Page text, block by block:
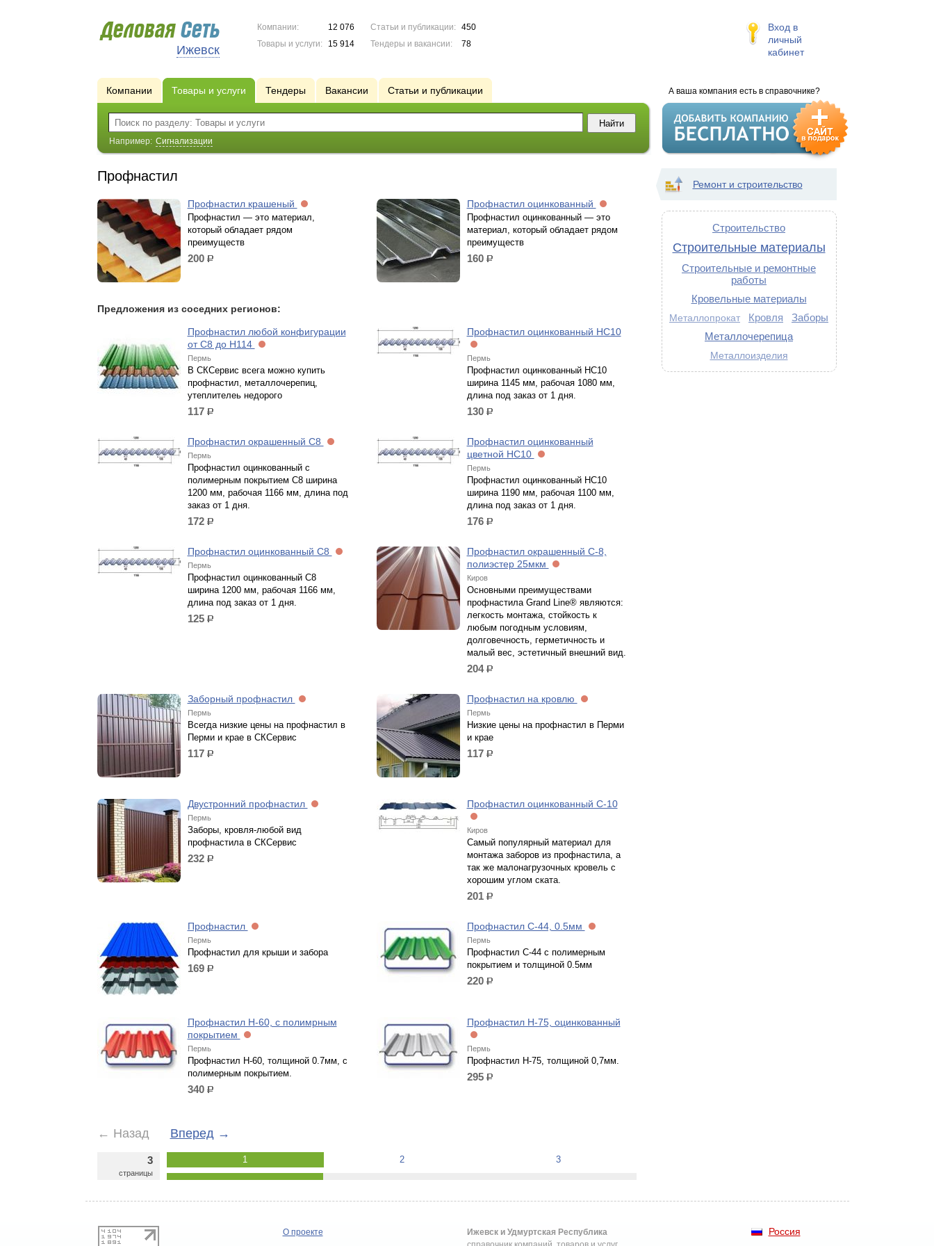
Ижевск
Компании:
12 076
Товары и услуги:
15 914
Статьи и публикации:
450
Тендеры и вакансии:
78
Вход в
личный
кабинет
А ваша компания есть в справочнике?
Компании Товары и услуги Тендеры Вакансии Статьи и публикации
Например: Сигнализации
Профнастил
Профнастил крашеный
Профнастил — это материал,
который обладает рядом
преимуществ
200 р.
Профнастил оцинкованный
Профнастил оцинкованный — это
материал, который обладает рядом
преимуществ
160 р.
Предложения из соседних регионов:
Профнастил любой конфигурации
от С8 до Н114
Пермь
В СКСервис всега можно купить
профнастил, металлочерепиц,
утеплителеь недорого
117 р.
Профнастил оцинкованный НС10
Пермь
Профнастил оцинкованный НС10
ширина 1145 мм, рабочая 1080 мм,
длина под заказ от 1 дня.
130 р.
Профнастил окрашенный С8
Пермь
Профнастил оцинкованный с
полимерным покрытием С8 ширина
1200 мм, рабочая 1166 мм, длина под
заказ от 1 дня.
172 р.
Профнастил оцинкованный
цветной НС10
Пермь
Профнастил оцинкованный НС10
ширина 1190 мм, рабочая 1100 мм,
длина под заказ от 1 дня.
176 р.
Профнастил оцинкованный С8
Пермь
Профнастил оцинкованный С8
ширина 1200 мм, рабочая 1166 мм,
длина под заказ от 1 дня.
125 р.
Профнастил окрашенный С-8,
полиэстер 25мкм
Киров
Основными преимуществами
профнастила Grand Line® являются:
легкость монтажа, стойкость к
любым погодным условиям,
долговечность, герметичность и
малый вес, эстетичный внешний вид.
204р.
Заборный профнастил
Пермь
Всегда низкие цены на профнастил в
Перми и крае в СКСервис
117 р.
Профнастил на кровлю
Пермь
Низкие цены на профнастил в Перми
и крае
117 р.
Двустронний профнастил
Пермь
Заборы, кровля-любой вид
профнастила в СКСервис
232 р.
Профнастил оцинкованный С-10
Киров
Самый популярный материал для
монтажа заборов из профнастила, а
так же малонагрузочных кровель с
хорошим углом ската.
201 р.
Профнастил
Пермь
Профнастил для крыши и забора
169 р.
Профнастил С-44, 0.5мм
Пермь
Профнастил С-44 с полимерным
покрытием и толщиной 0.5мм
220 р.
Профнастил Н-60, с полимрным
покрытием
Пермь
Профнастил Н-60, толщиной 0.7мм, с
полимерным покрытием.
340 р.
Профнастил Н-75, оцинкованный
Пермь
Профнастил Н-75, толщиной 0,7мм.
295 р.
← Назад Вперед→
3
страницы
1 2 3
Ремонт и строительство
Строительство
Строительные материалы
Строительные и ремонтные
работы
Кровельные материалы
Металлопрокат Кровля
Заборы
Металлочерепица
Металлоизделия
Россия
О проекте
Ижевск и Удмуртская Республика